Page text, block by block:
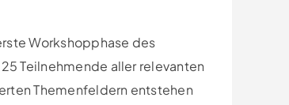
Workshopphase des
Teilnehmende aller relevanten
Themenfeldern entstehen